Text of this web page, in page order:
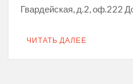
Гвардейская, д.2, оф.222
ЧИТАТЬ ДАЛЕЕ